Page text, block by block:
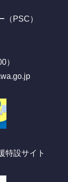
（PSC）
）
特設サイト